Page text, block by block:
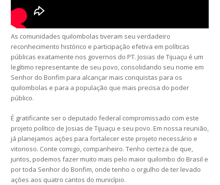
As comunidades quilombolas tiveram seu verdadeiro
reconhecimento histórico e participação efetiva em políticas
públicas exatamente nos governos do PT. Josias de Tijuaçu é um
legítimo representante de seu povo, consolidando seu nome em
Senhor do Bonfim para alcançar mais conquistas para os
quilombolas e para a população que mais precisa do poder
público.
É gratificante ser o deputado federal compromissado com este
projeto político de Josias de Tijuaçu e seu povo. Em nossa reunião,
já planejamos ações para fortalecer este projeto necessário e
vitorioso. Conte comigo, companheiro. Tenho certeza de que,
juntos, podemos fazer muito mais pelo maior quilombo do Brasil e
por toda Senhor do Bonfim, onde tenho o orgulho de ter levado
ações aos quatro cantos do município.